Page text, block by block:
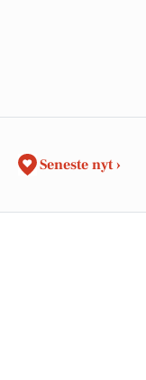
Seneste nyt ›